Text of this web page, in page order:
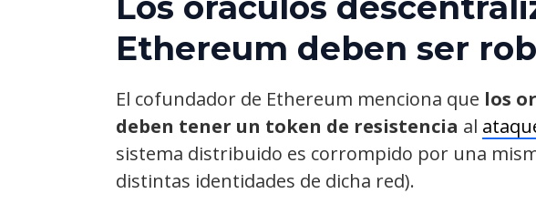
Ethereum deben ser
El cofundador de Ethereum menciona que los
deben tener un token de resistencia al
sistema distribuido es corrompido por una
distintas identidades de dicha red).